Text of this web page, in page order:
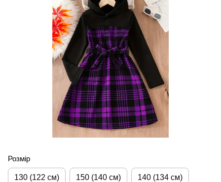
Розмір
130 (122 см) 150 (140 см) 140 (134 см)